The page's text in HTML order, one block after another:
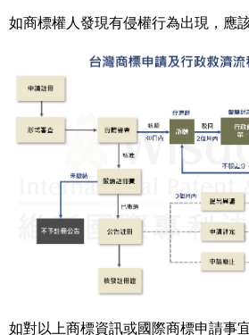
如商標權人發現有侵權行為出現，應
如對以上商標資訊或國際商標申請事